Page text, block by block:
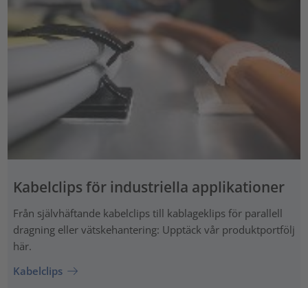
Kabelclips för industriella applikationer
Från självhäftande kabelclips till kablageklips för parallell
dragning eller vätskehantering: Upptäck vår produktportfölj
här.
Kabelclips